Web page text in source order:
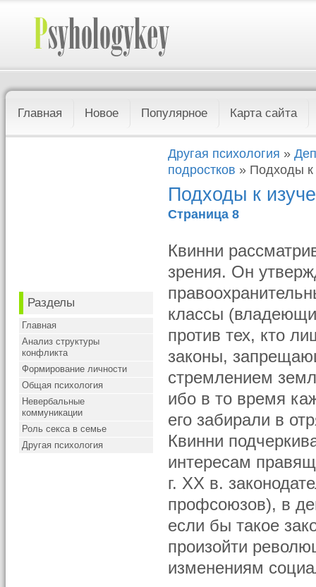
Главная Новое Популярное Карта сайта
Разделы
Главная
Анализ структуры
конфликта
Формирование личности
Общая психология
Невербальные
коммуникации
Роль секса в семье
Другая психология
Другая психология »
подростков » Подходы к
Подходы к
Страница 8
Квинни
зрения. Он
классы
против тех, кто
законы,
стремлением
ибо в то время
его забирали в
Квинни
интересам
г. XX в.
профсоюзов), в
если бы такое
произойти
изменениям